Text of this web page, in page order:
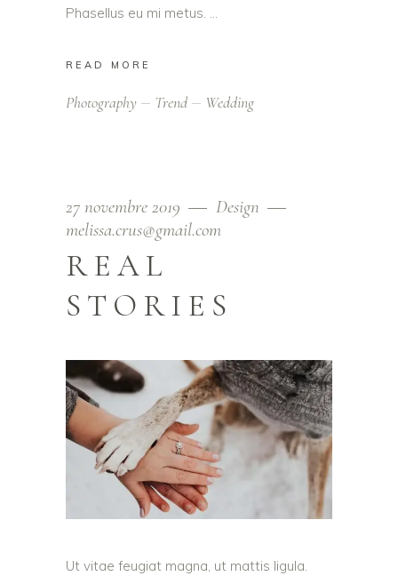
Phasellus eu mi metus.
READ MORE
Photography Trend Wedding
27 novembre 2019
Design
melissa.crus@gmail.com
REAL
STORIES
Ut vitae feugiat magna, ut mattis ligula.